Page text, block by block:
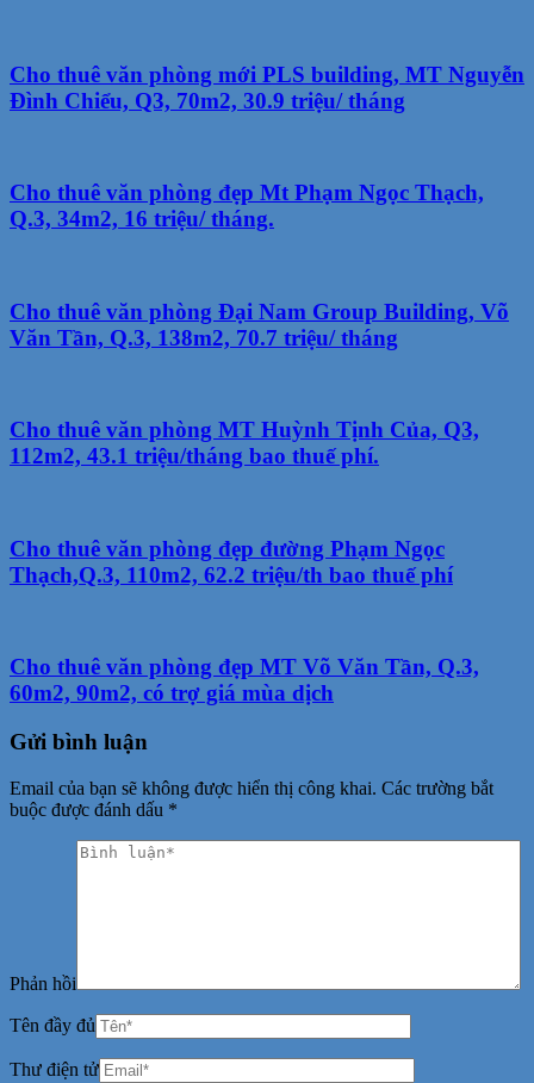
Cho thuê văn phòng mới PLS building, MT Nguyễn
Đình Chiểu, Q3, 70m2, 30.9 triệu/ tháng
Cho thuê văn phòng đẹp Mt Phạm Ngọc Thạch,
Q.3, 34m2, 16 triệu/ tháng.
Cho thuê văn phòng Đại Nam Group Building, Võ
Văn Tần, Q.3, 138m2, 70.7 triệu/ tháng
Cho thuê văn phòng MT Huỳnh Tịnh Của, Q3,
112m2, 43.1 triệu/tháng bao thuế phí.
Cho thuê văn phòng đẹp đường Phạm Ngọc
Thạch,Q.3, 110m2, 62.2 triệu/th bao thuế phí
Cho thuê văn phòng đẹp MT Võ Văn Tần, Q.3,
60m2, 90m2, có trợ giá mùa dịch
Gửi bình luận
Email của bạn sẽ không được hiển thị công khai. Các trường bắt
buộc được đánh dấu *
Phản hồi
Tên đầy đủ
Thư điện tử